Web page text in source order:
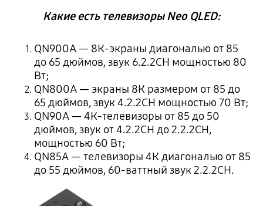
Какие есть телевизоры Neo QLED:
QN900A — 8К-экраны диагональю от 85
до 65 дюймов, звук 6.2.2CH мощностью 80
Вт;
QN800A — экраны 8К размером от 85 до
65 дюймов, звук 4.2.2CH мощностью 70 Вт;
QN90A — 4К-телевизоры от 85 до 50
дюймов, звук от 4.2.2CH до 2.2.2CH,
мощностью 60 Вт;
QN85A — телевизоры 4К диагональю от 85
до 55 дюймов, 60-ваттный звук 2.2.2CH.